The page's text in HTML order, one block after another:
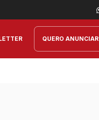
QUERO ANUNCIAR